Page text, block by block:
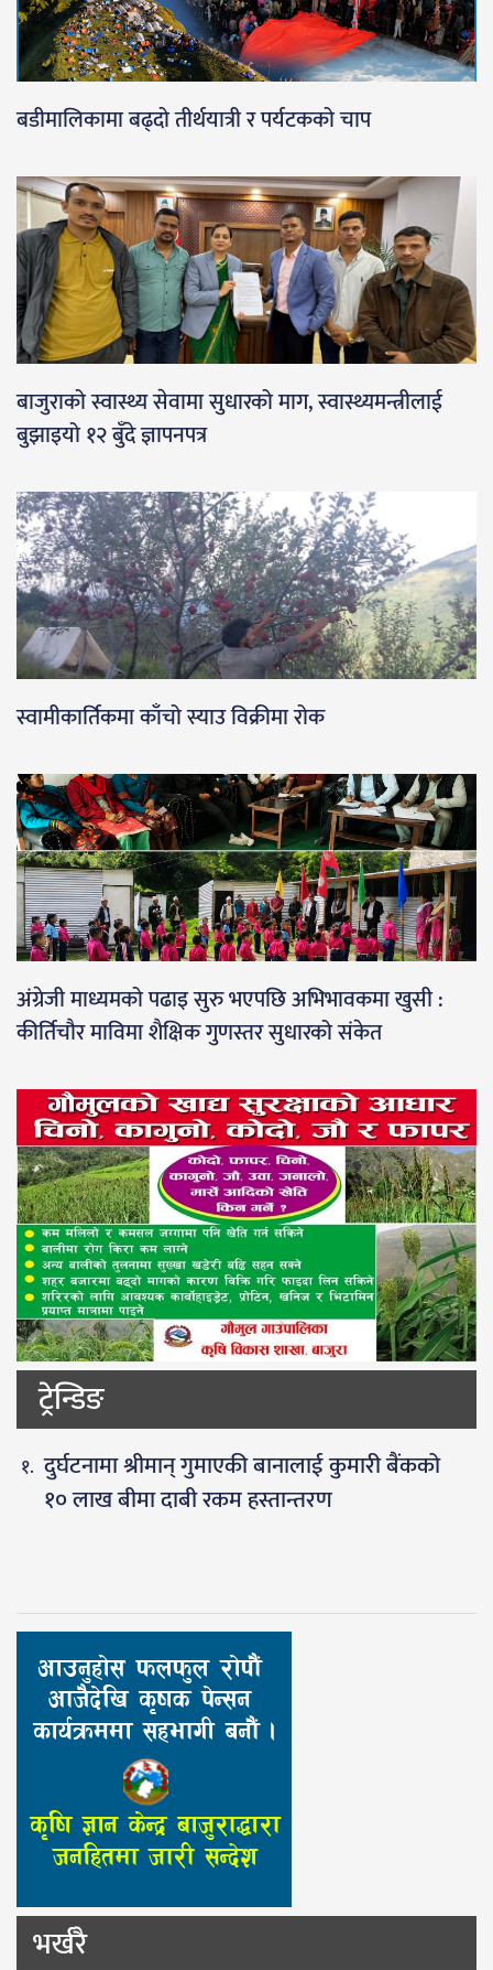
बडीमालिकामा बढ्दो तीर्थयात्री र पर्यटकको चाप
बाजुराको स्वास्थ्य सेवामा सुधारको माग, स्वास्थ्यमन्त्रीलाई
बुझाइयो १२ बुँदे ज्ञापनपत्र
स्वामीकार्तिकमा काँचो स्याउ विक्रीमा रोक
अंग्रेजी माध्यमको पढाइ सुरु भएपछि अभिभावकमा खुसी :
कीर्तिचौर माविमा शैक्षिक गुणस्तर सुधारको संकेत
ट्रेन्डिङ
दुर्घटनामा श्रीमान् गुमाएकी बानालाई कुमारी बैंकको
१० लाख बीमा दाबी रकम हस्तान्तरण
भर्खरै